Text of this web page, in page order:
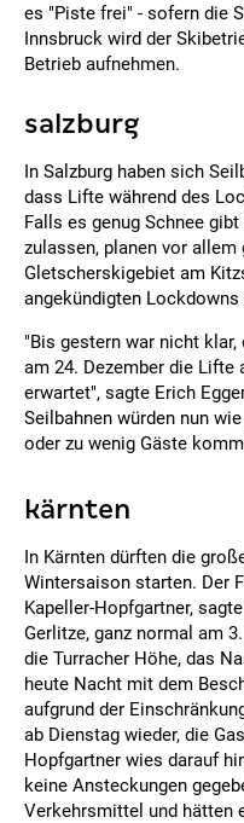
es "Piste frei" - sofern die
Innsbruck wird der
Betrieb aufnehmen.
salzburg
In Salzburg haben sich
dass Lifte während des
Falls es genug Schnee
zulassen, planen vor
Gletscherskigebiet am
angekündigten
"Bis gestern war nicht
am 24. Dezember die Lifte
erwartet", sagte Erich
Seilbahnen würden nun
oder zu wenig Gäste
kärnten
In Kärnten dürften die
Wintersaison starten. Der
Kapeller-Hopfgartner,
Gerlitze, ganz normal am
die Turracher Höhe, das
heute Nacht mit dem
aufgrund der
ab Dienstag wieder, die
Hopfgartner wies darauf
keine Ansteckungen
Verkehrsmittel und hätten